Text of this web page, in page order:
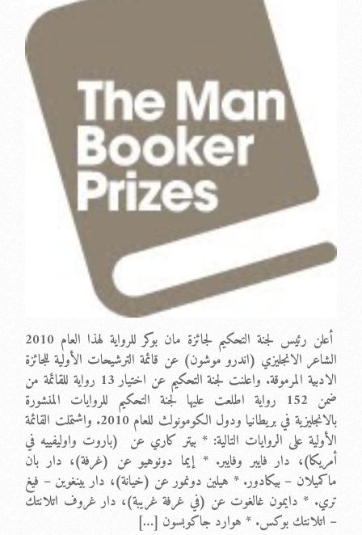
أعلن رئيس لجنة التحكيم لجائزة مان بوكر للرواية لهذا العام 2010
الشاعر الانجليزي (اندرو موشون) عن قائمة الترشيحات الأولية للجائزة
الادبية المرموقة. واعلنت لجنة التحكيم عن اختيار 13 رواية للقائمة من
ضمن 152 رواية اطلعت عليها لجنة التحكيم للروايات المنشورة
بالانجليزية في بريطانيا ودول الكومونولث للعام 2010. واشتملت القائمة
الأولية على الروايات التالية: * بيتر كاري عن (باروت واوليفييه في
أمريكا)، دار فايبر وفايبر. * إيما دونوهيو عن (غرفة)، دار بان
ماكميلان – بيكادور. * هيلين دونمور عن (خيانة)، دار بينغوين – فيغ
تري. * دايمون غالغوت عن (في غرفة غريبة)، دار غروف اتلانتك
– اتلانتك بوكس. * هوارد جاكوبسون […]